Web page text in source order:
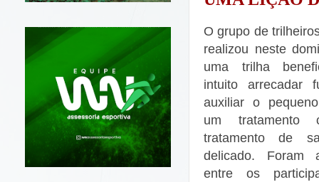
O grupo de
realizou neste
uma trilha
intuito arrecadar
auxiliar o
um tratamento
tratamento de
delicado. Foram
entre os